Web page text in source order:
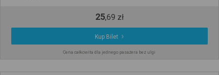
25,69 zł
Kup Bilet
Cena całkowita dla jednego pasażera bez ulgi